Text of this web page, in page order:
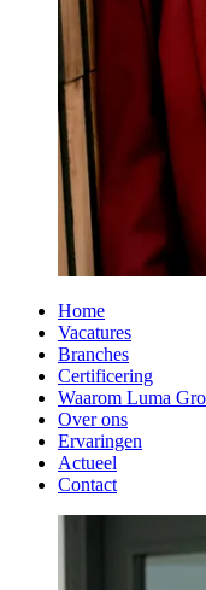
Home
Vacatures
Branches
Certificering
Waarom Luma
Over ons
Ervaringen
Actueel
Contact